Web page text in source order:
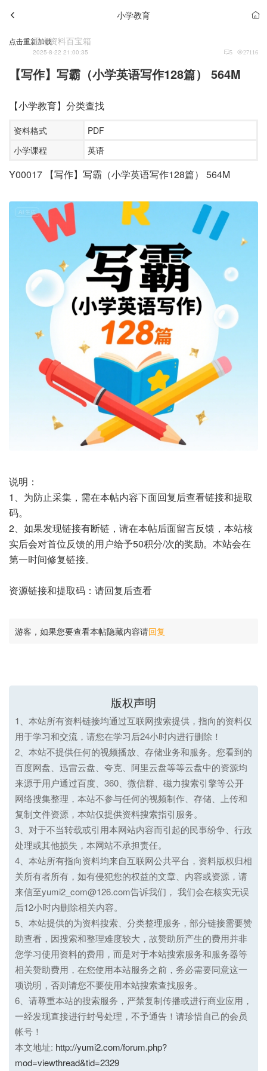
小学教育
点击重新加载玉米资料百宝箱
2025-8-22 21:00:35 5 27116
【写作】写霸（小学英语写作128篇） 564M
【小学教育】分类查找
资料格式
PDF
小学课程
英语
Y00017 【写作】写霸（小学英语写作128篇） 564M
说明：
1、为防止采集，需在本帖内容下面回复后查看链接和提取
码。
2、如果发现链接有断链，请在本帖后面留言反馈，本站核
实后会对首位反馈的用户给予50积分/次的奖励。本站会在
第一时间修复链接。
资源链接和提取码：请回复后查看
游客，如果您要查看本帖隐藏内容请回复
版权声明
1、本站所有资料链接均通过互联网搜索提供，指向的资料仅
用于学习和交流，请您在学习后24小时内进行删除！
2、本站不提供任何的视频播放、存储业务和服务。您看到的
百度网盘、迅雷云盘、夸克、阿里云盘等等云盘中的资源均
来源于用户通过百度、360、微信群、磁力搜索引擎等公开
网络搜集整理，本站不参与任何的视频制作、存储、上传和
复制文件资源，本站仅提供资料搜索指引服务。
3、对于不当转载或引用本网站内容而引起的民事纷争、行政
处理或其他损失，本网站不承担责任。
4、本站所有指向资料均来自互联网公共平台，资料版权归相
关所有者所有，如有侵犯您的权益的文章、内容或资源，请
来信至yumi2_com@126.com告诉我们， 我们会在核实无误
后12小时内删除相关内容。
5、本站提供的为资料搜索、分类整理服务，部分链接需要赞
助查看，因搜索和整理难度较大，故赞助所产生的费用并非
您学习使用资料的费用，而是对于本站搜索服务和服务器等
相关赞助费用，在您使用本站服务之前，务必需要同意这一
项说明，否则请您不要使用本站搜索查找服务。
6、请尊重本站的搜索服务，严禁复制传播或进行商业应用，
一经发现直接进行封号处理，不予通告！请珍惜自己的会员
帐号！
本文地址: http://yumi2.com/forum.php?
mod=viewthread&tid=2329